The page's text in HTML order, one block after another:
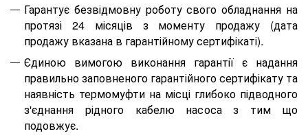
Гарантує безвідмовну роботу свого обладнання на
протязі 24 місяців з моменту продажу (дата
продажу вказана в гарантійному сертифікаті).
Єдиною вимогою виконання гарантії є надання
правильно заповненого гарантійного сертифікату та
наявність термомуфти на місці глибоко підводного
з'єднання рідного кабелю насоса з тим що
подовжує.